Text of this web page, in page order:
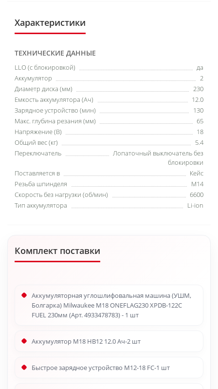
Характеристики
ТЕХНИЧЕСКИЕ ДАННЫЕ
LLO (с блокировкой)
да
Аккумулятор
2
Диаметр диска (мм)
230
Емкость аккумулятора (Ач)
12.0
Зарядное устройство (мин)
130
Макс. глубина резания (мм)
65
Напряжение (В)
18
Общий вес (кг)
5.4
Переключатель
Лопаточный выключатель без
блокировки
Поставляется в
Кейс
Резьба шпинделя
M14
Скорость без нагрузки (об/мин)
6600
Тип аккумулятора
Li-ion
Комплект поставки
Аккумуляторная углошлифовальная машина (УШМ,
Болгарка) Milwaukee M18 ONEFLAG230 XPDB-122C
FUEL 230мм (Арт. 4933478783) - 1 шт
Аккумулятор M18 HB12 12.0 Ач-2 шт
Быстрое зарядное устройство M12-18 FC-1 шт